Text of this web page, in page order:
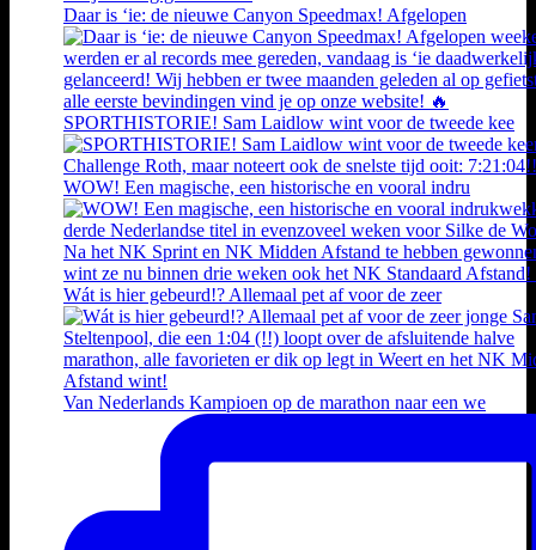
Daar is ‘ie: de nieuwe Canyon Speedmax! Afgelopen
SPORTHISTORIE! Sam Laidlow wint voor de tweede kee
WOW! Een magische, een historische en vooral indru
Wát is hier gebeurd!? Allemaal pet af voor de zeer
Van Nederlands Kampioen op de marathon naar een we